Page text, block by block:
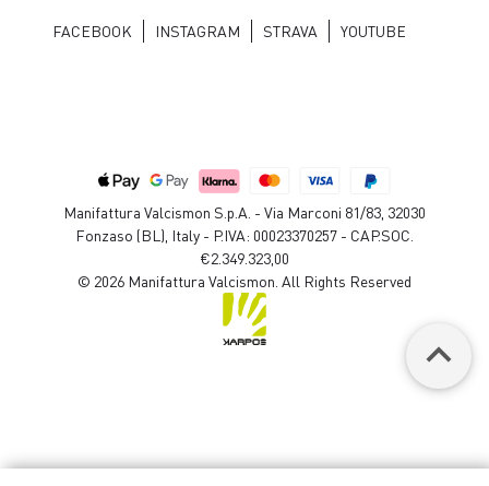
FACEBOOK INSTAGRAM STRAVA YOUTUBE
Manifattura Valcismon S.p.A. - Via Marconi 81/83, 32030
Fonzaso (BL), Italy - P.IVA: 00023370257 - CAP.SOC.
€2.349.323,00
© 2026 Manifattura Valcismon. All Rights Reserved
keyboard_arrow_up